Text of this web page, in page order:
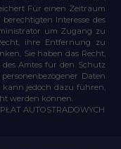
Für einen Zeitraum
Interesse des
um Zugang zu
ihre Entfernung zu
Sie haben das Recht,
Amtes für den Schutz
Daten
jedoch dazu führen,
werden können.
AUTOSTRADOWYCH